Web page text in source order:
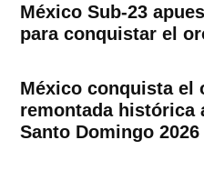
México Sub-23
para conquistar el
México conquista el
remontada histórica
Santo Domingo 2026